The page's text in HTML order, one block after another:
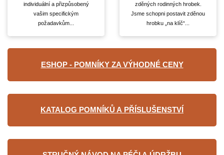
individuální a přizpůsobený
vašim specifickým
požadavkům...
zděných rodinných hrobek.
Jsme schopni postavit zděnou
hrobku „na klíč“...
ESHOP - POMNÍKY ZA VÝHODNÉ CENY
KATALOG POMNÍKŮ A PŘÍSLUŠENSTVÍ